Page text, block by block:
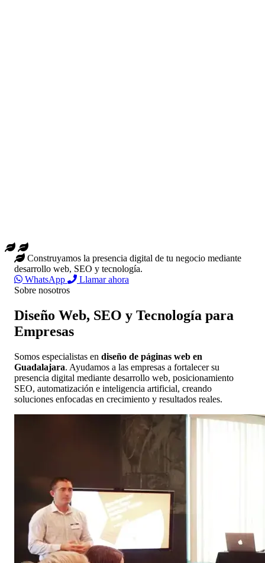
Construyamos la presencia digital de tu negocio mediante
desarrollo web, SEO y tecnología.
WhatsApp
Llamar ahora
Sobre nosotros
Diseño Web, SEO y Tecnología para
Empresas
Somos especialistas en diseño de páginas web en
Guadalajara. Ayudamos a las empresas a fortalecer su
presencia digital mediante desarrollo web, posicionamiento
SEO, automatización e inteligencia artificial, creando
soluciones enfocadas en crecimiento y resultados reales.